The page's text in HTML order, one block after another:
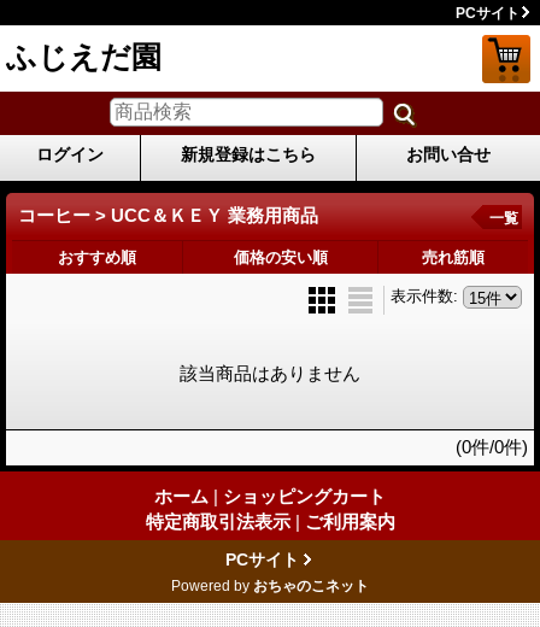
PCサイト
ふじえだ園
ログイン 新規登録はこちら お問い合せ
コーヒー > UCC＆ＫＥＹ 業務用商品 一覧
おすすめ順 価格の安い順 売れ筋順
表示件数:
該当商品はありません
(0件/0件)
ホーム | ショッピングカート
特定商取引法表示 | ご利用案内
PCサイト
Powered by おちゃのこネット